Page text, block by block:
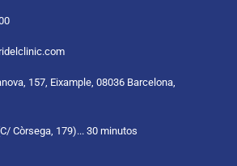
157, Eixample, 08036 Barcelona,
Còrsega, 179)... 30 minutos